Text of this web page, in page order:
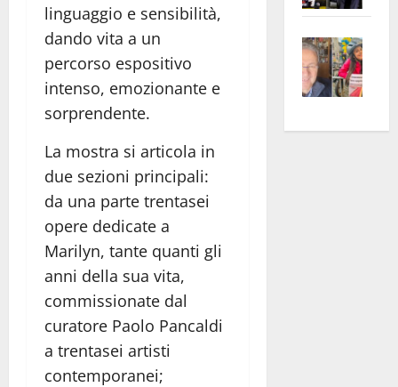
linguaggio e sensibilità,
dando vita a un
percorso espositivo
intenso, emozionante e
sorprendente.
La mostra si articola in
due sezioni principali:
da una parte trentasei
opere dedicate a
Marilyn, tante quanti gli
anni della sua vita,
commissionate dal
curatore Paolo Pancaldi
a trentasei artisti
contemporanei;
euro
apre